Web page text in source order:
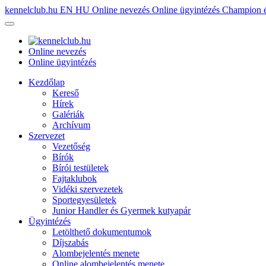
kennelclub.hu EN HU Online nevezés Online ügyintézés Champion
Online nevezés
Online ügyintézés
Kezdőlap
Kereső
Hírek
Galériák
Archívum
Szervezet
Vezetőség
Bírók
Bírói testületek
Fajtaklubok
Vidéki szervezetek
Sportegyesületek
Junior Handler és Gyermek kutyapár
Ügyintézés
Letölthető dokumentumok
Díjszabás
Alombejelentés menete
Online alombejelentés menete